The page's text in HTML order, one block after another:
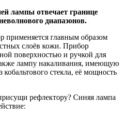
лампы отвечает границе
диапазонов.
применяется главным образом
слоёв кожи. Прибор
поверхностью и ручкой для
лампу накаливания, имеющую
стекла, её мощность
рефлектору? Синяя лампа